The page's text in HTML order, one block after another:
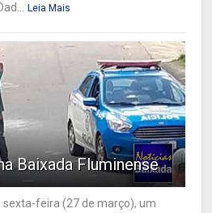
Leia Mais
Baixada Fluminense
sexta-feira (27 de março), um